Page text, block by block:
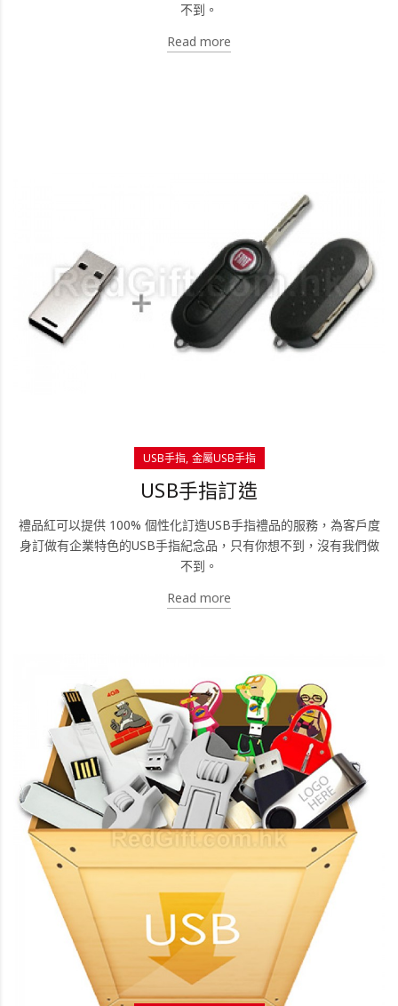
不到。
Read more
USB手指 金屬USB手指
USB手指訂造
禮品紅可以提供 100% 個性化訂造USB手指禮品的服務，為客戶度
身訂做有企業特色的USB手指紀念品，只有你想不到，沒有我們做
不到。
Read more